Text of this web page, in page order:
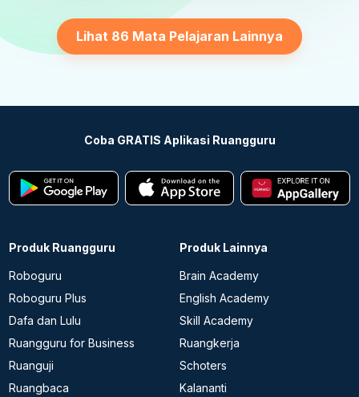
Lihat 86 Mata Pelajaran Lainnya
Coba GRATIS Aplikasi Ruangguru
Produk Ruangguru
Roboguru
Roboguru Plus
Dafa dan Lulu
Ruangguru for Business
Ruanguji
Ruangbaca
Produk Lainnya
Brain Academy
English Academy
Skill Academy
Ruangkerja
Schoters
Kalananti